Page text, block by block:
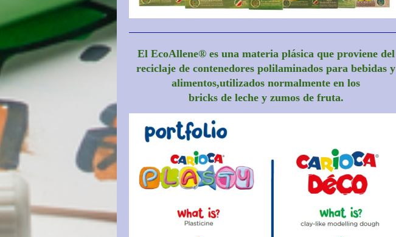
El EcoAllene® es una materia plásica que proviene del
reciclaje de contenedores polilaminados para bebidas y
alimentos,utilizados normalmente en los
bricks de leche y zumos de fruta.